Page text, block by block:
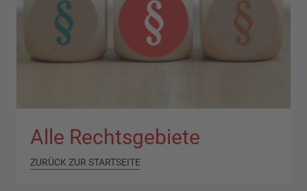
Alle Rechtsgebiete
ZURÜCK ZUR STARTSEITE